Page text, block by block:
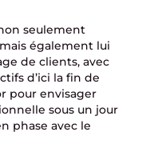
seulement
également lui
de clients, avec
d’ici la fin de
pour envisager
sous un jour
phase avec le